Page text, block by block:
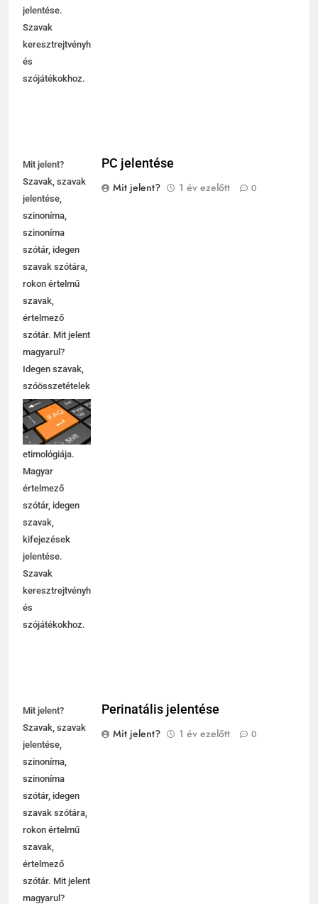
jelentése.
Szavak
keresztrejtvényhez
és
szójátékokhoz.
Mit jelent?
Szavak, szavak
jelentése,
szinoníma,
szinoníma
szótár, idegen
szavak szótára,
rokon értelmű
szavak,
értelmező
szótár. Mit jelent
magyarul?
Idegen szavak,
szóösszetételek
jelentése,
magyarázata,
használata,
etimológiája.
Magyar
értelmező
szótár, idegen
szavak,
kifejezések
jelentése.
Szavak
keresztrejtvényhez
és
szójátékokhoz.
PC jelentése
Mit jelent?
1 év ezelőtt 0
Mit jelent?
Szavak, szavak
jelentése,
szinoníma,
szinoníma
szótár, idegen
szavak szótára,
rokon értelmű
szavak,
értelmező
szótár. Mit jelent
magyarul?
Perinatális jelentése
Mit jelent?
1 év ezelőtt 0